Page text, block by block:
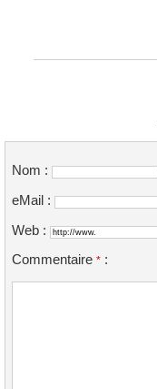
Nom :
eMail :
Web :
Commentaire * :